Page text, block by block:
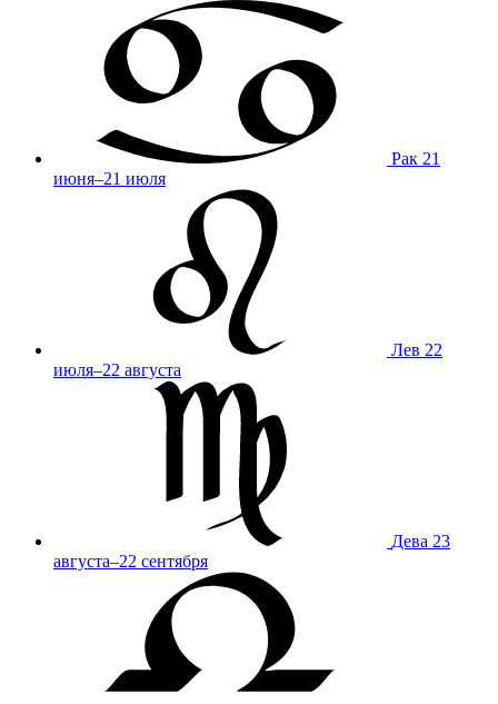
Рак 21
июня–21 июля
Лев 22
июля–22 августа
Дева 23
августа–22 сентября